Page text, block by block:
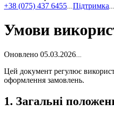
+38 (075) 437 6455
Підтримка
Умови
Оновлено 05.03.2026
Цей документ регулює
оформлення замовлень.
1. Загальні